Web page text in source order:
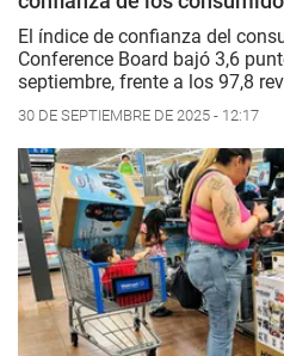
El índice de confianza del
Conference Board bajó 3,6
septiembre, frente a los 97,8
30 DE SEPTIEMBRE DE 2025 - 12:17